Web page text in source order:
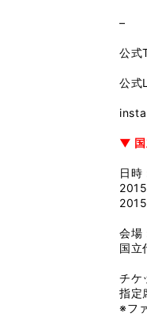
–
公式
公式
▼ 国
日時
会場
国立
チケ
指定
※フ